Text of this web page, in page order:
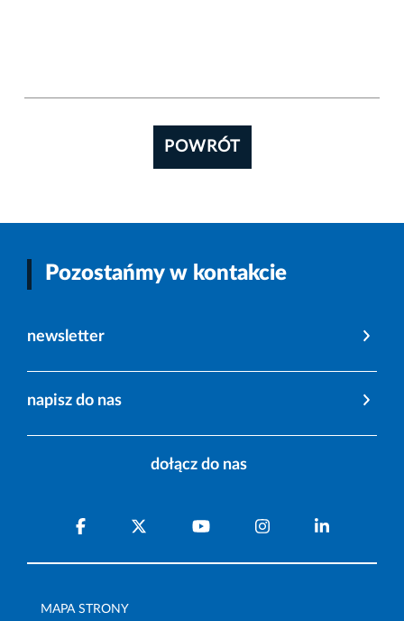
POWRÓT
Pozostańmy w kontakcie
newsletter
napisz do nas
dołącz do nas
MAPA STRONY